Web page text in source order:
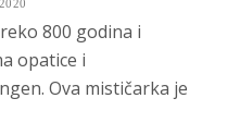
800 godina i
opatice i
Ova mističarka je